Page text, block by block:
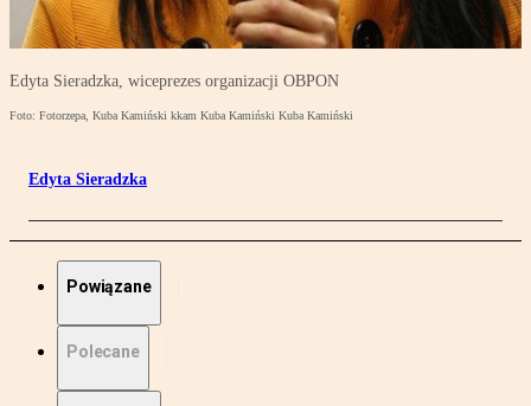
Edyta Sieradzka, wiceprezes organizacji OBPON
Foto: Fotorzepa, Kuba Kamiński kkam Kuba Kamiński Kuba Kamiński
Edyta Sieradzka
Powiązane
Polecane